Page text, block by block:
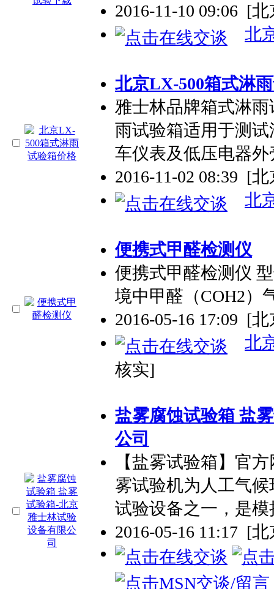
2016-11-10 09:06 [北
北
北京LX-500箱式淋
雅士林品牌箱式淋
雨试验箱适用于测
车仪表及低压电器
2016-11-02 08:39 [北
北
便携式甲醛检测仪
便携式甲醛检测仪
境中甲醛（COH2）
2016-05-16 17:09 [北
北
核实]
盐雾腐蚀试验箱 盐
公司
【盐雾试验箱】官
雾试验机为人工气
试验设备之一，是模
2016-05-16 11:17 [北